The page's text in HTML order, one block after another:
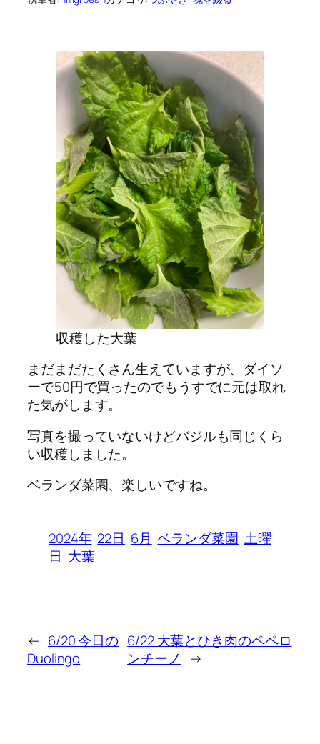
収穫した大葉
まだまだたくさん生えていますが、ダイソ
ーで50円で買ったのでもうすでに元は取れ
た気がします。
写真を撮っていないけどバジルも同じくら
い収穫しました。
ベランダ菜園、楽しいですね。
2024年 22日 6月 ベランダ菜園 土曜
日 大葉
← 6/20 今日の
Duolingo
6/22 大葉とひき肉のペペロ
ンチーノ
→